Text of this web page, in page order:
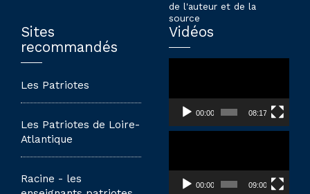
de l'auteur et de la
source
Sites
recommandés
Les Patriotes
Les Patriotes de Loire-
Atlantique
Racine - les
Vidéos
00:00 08:17
00:00 09:00